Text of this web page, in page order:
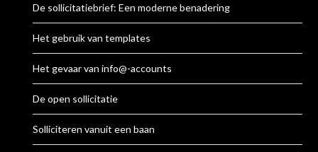
De sollicitatiebrief: Een moderne benadering
Het gebruik van templates
Het gevaar van info@-accounts
De open sollicitatie
Solliciteren vanuit een baan